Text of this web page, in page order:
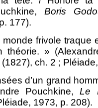
Boris
177).
frivole traque
théorie. »
ch. 2 ;
d’un grand
Pouchkine,Le
1973, p. 208).